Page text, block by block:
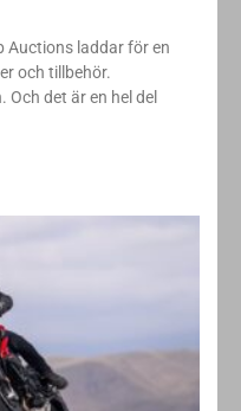
Auctions laddar för en
och tillbehör.
det är en hel del